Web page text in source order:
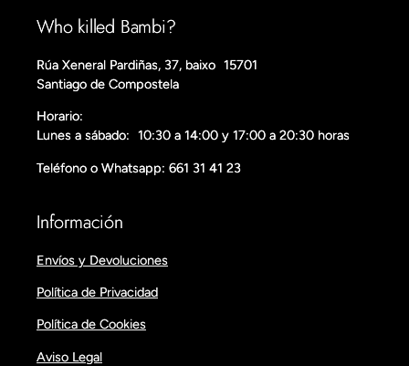
Who killed Bambi?
Rúa Xeneral Pardiñas, 37, baixo 15701
Santiago de Compostela
Horario:
Lunes a sábado: 10:30 a 14:00 y 17:00 a 20:30 horas
Teléfono o Whatsapp: 661 31 41 23
Información
Envíos y Devoluciones
Política de Privacidad
Política de Cookies
Aviso Legal